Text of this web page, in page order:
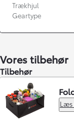
Trækhjul
Geartype
Vores tilbehør
Tilbehør
Læs